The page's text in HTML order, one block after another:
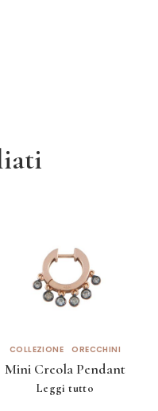
COLLEZIONE ORECCHINI
Mini Creola Pendant
Leggi tutto